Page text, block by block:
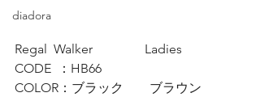
diadora
Regal  Walker　　　　Ladies
CODE  ：HB66
COLOR：ブラック　　ブラウン